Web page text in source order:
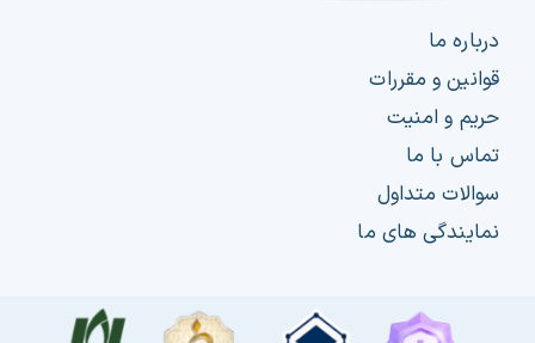
درباره ما
قوانین و مقررات
حریم و امنیت
تماس با ما
سوالات متداول
نمایندگی های ما